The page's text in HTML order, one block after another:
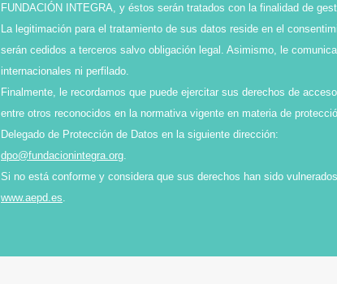
FUNDACIÓN INTEGRA, y éstos serán tratados con la finalidad de
La legitimación para el tratamiento de sus datos reside en el
serán cedidos a terceros salvo obligación legal. Asimismo, le
internacionales ni perfilado.
Finalmente, le recordamos que puede ejercitar sus derechos de
entre otros reconocidos en la normativa vigente en materia de
Delegado de Protección de Datos en la siguiente dirección:
dpo@fundacionintegra.org.
Si no está conforme y considera que sus derechos han sido
www.aepd.es.